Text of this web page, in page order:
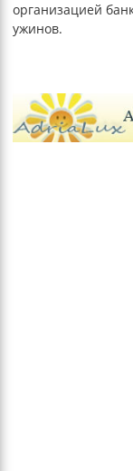
организацией
ужинов.